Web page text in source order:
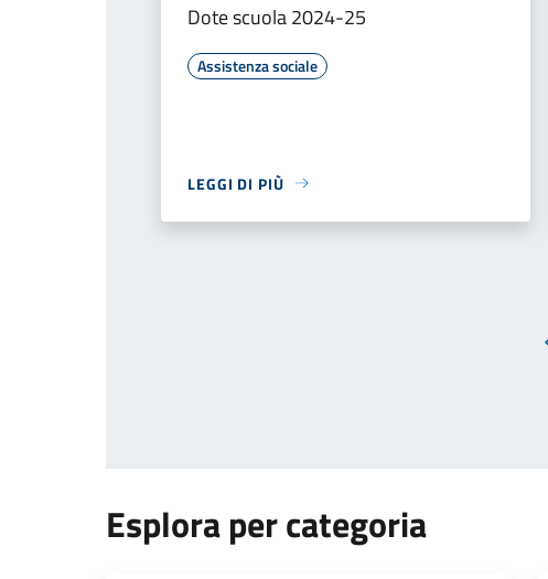
Dote scuola 2024-25
Assistenza sociale
LEGGI DI PIÙ
Esplora per categoria